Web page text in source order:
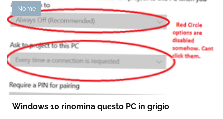
Nome
Windows 10 rinomina questo PC in grigio